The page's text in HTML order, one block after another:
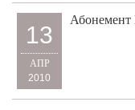
13
АПР
2010